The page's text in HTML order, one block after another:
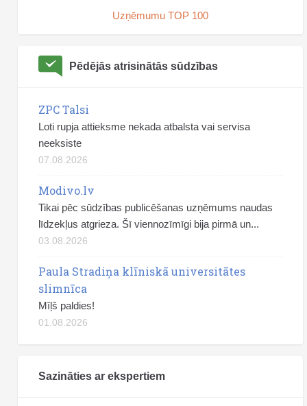
Uzņēmumu TOP 100
Pēdējās atrisinātās sūdzības
ZPC Talsi
Loti rupja attieksme nekada atbalsta vai servisa
neeksiste
07.08.2026
Modivo.lv
Tikai pēc sūdzības publicēšanas uzņēmums naudas
līdzekļus atgrieza. Šī viennozīmīgi bija pirmā un...
03.08.2026
Paula Stradiņa klīniskā universitātes
slimnīca
Mīļš paldies!
01.08.2026
Sazināties ar ekspertiem